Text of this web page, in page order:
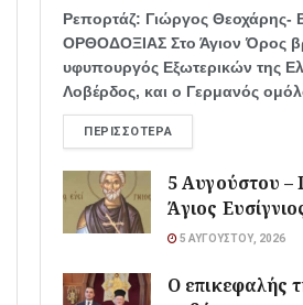
Ρεπορτάζ: Γιώργος
ΟΡΘΟΔΟΞΙΑΣ Στο Άγιον Όρος
υφυπουργός Εξωτερικών της
Λοβέρδος, και ο Γερμανός
ΠΕΡΙΣΣΌΤΕΡΑ
5 Αυγούστου –
Άγιος
5 ΑΥΓΟΎΣΤΟΥ, 2026
Ο επικεφαλής